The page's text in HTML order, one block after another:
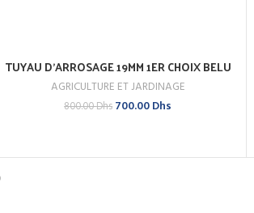
AJOUTER AU PANIER
ACHETEZ MAINTENANT
TUYAU D’ARROSAGE 19MM 1ER CHOIX BELU
AGRICULTURE ET JARDINAGE
800.00Dhs Le
800.00 Dhs.
700.00Dhs
700.00 Dhs.